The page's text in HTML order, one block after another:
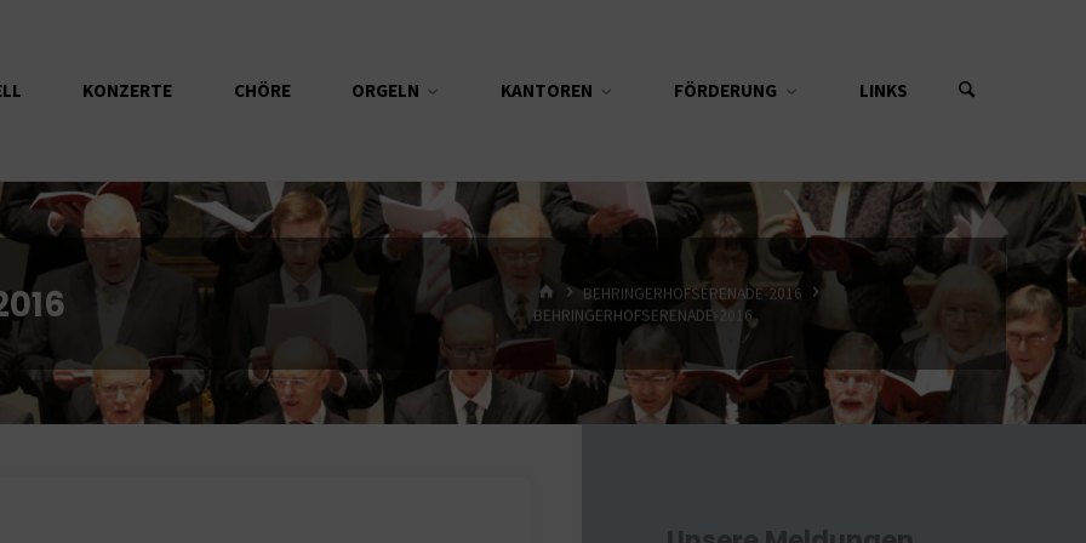
KONZERTE CHÖRE ORGELN KANTOREN FÖRDERUNG LINKS
STARTBEHRINGERHOFSERENADE-2016
BEHRINGERHOFSERENADE-2016